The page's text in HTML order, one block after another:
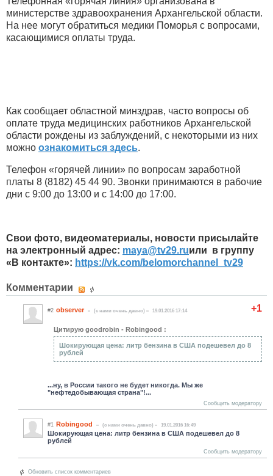
министерстве здравоохранения Архангельской области.
На нее могут обратиться медики Поморья с вопросами,
касающимися оплаты труда.
Как сообщает областной минздрав, часто вопросы об
оплате труда медицинских работников Архангельской
области рождены из заблуждений, с некоторыми из них
можно ознакомиться здесь.
Телефон «горячей линии» по вопросам заработной
платы 8 (8182) 45 44 90. Звонки принимаются в рабочие
дни с 9:00 до 13:00 и с 14:00 до 17:00.
Свои фото, видеоматериалы, новости присылайте
на электронный адрес: maya@tv29.ruили в группу
«В контакте»: https://vk.com/belomorchannel_tv29
Комментарии
+1
#2 observer (c нами очень давно) 19.01.2016 17:14
Цитирую goodrobin - Robingood :
Шокирующая цена: литр бензина в США подешевел до 8
рублей
...ну, в России такого не будет никогда. Мы же
"нефтедобывающая страна"!...
Сообщить модератору
#1 Robingood (c нами очень давно) 19.01.2016 16:49
Шокирующая цена: литр бензина в США подешевел до 8
рублей
Сообщить модератору
Обновить список комментариев